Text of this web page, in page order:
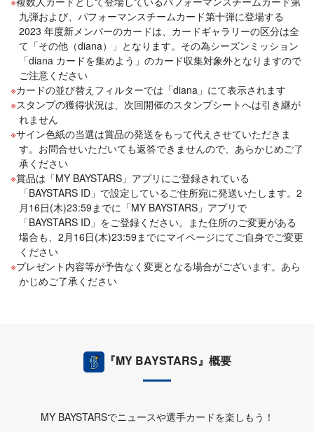
九弾および、パフォーマンスチームカード第十弾に登場する
2023 年度新メンバーのカードは、カードギャラリーの区分は全
て「その他（diana）」となります。その為シーズンミッション
「diana カードを集めよう」のカード収集対象外となりますので
ご注意ください
カードの並び替えフィルターでは「diana」にて表示されます
スタンプの獲得状況は、次回開催のスタンプシートへは引き継が
れません
サイン色紙の当選は賞品の発送をもって代えさせていただきま
す。お問合せいただいても返答できませんので、あらかじめご了
承ください
賞品は「MY BAYSTARS」アプリにご登録されている
「BAYSTARS ID」で設定しているご住所宛に発送いたします。2
月16日(木)23:59までに「MY BAYSTARS」アプリで
「BAYSTARS ID」をご登録ください。また住所のご変更がある
場合も、2月16日(木)23:59までにマイページにてご自身でご変更
ください
プレゼント内容等が予告なく変更となる場合がございます。あら
かじめご了承ください
『MY BAYSTARS』概要
MY BAYSTARSでニュースや選手カードを楽しもう！